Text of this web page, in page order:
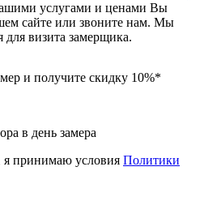
услугами и ценами Вы
сайте или звоните нам. Мы
для визита замерщика.
и получите скидку 10%*
в день замера
я принимаю условия Политики